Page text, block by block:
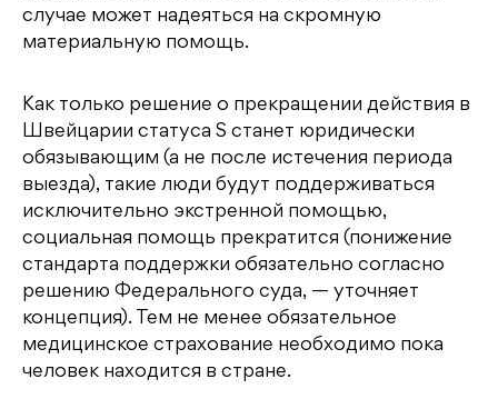
случае может надеяться на скромную
материальную помощь.
Как только решение о прекращении действия в
Швейцарии статуса S станет юридически
обязывающим (а не после истечения периода
выезда), такие люди будут поддерживаться
исключительно экстренной помощью,
социальная помощь прекратится (понижение
стандарта поддержки обязательно согласно
решению Федерального суда, — уточняет
концепция). Тем не менее обязательное
медицинское страхование необходимо пока
человек находится в стране.